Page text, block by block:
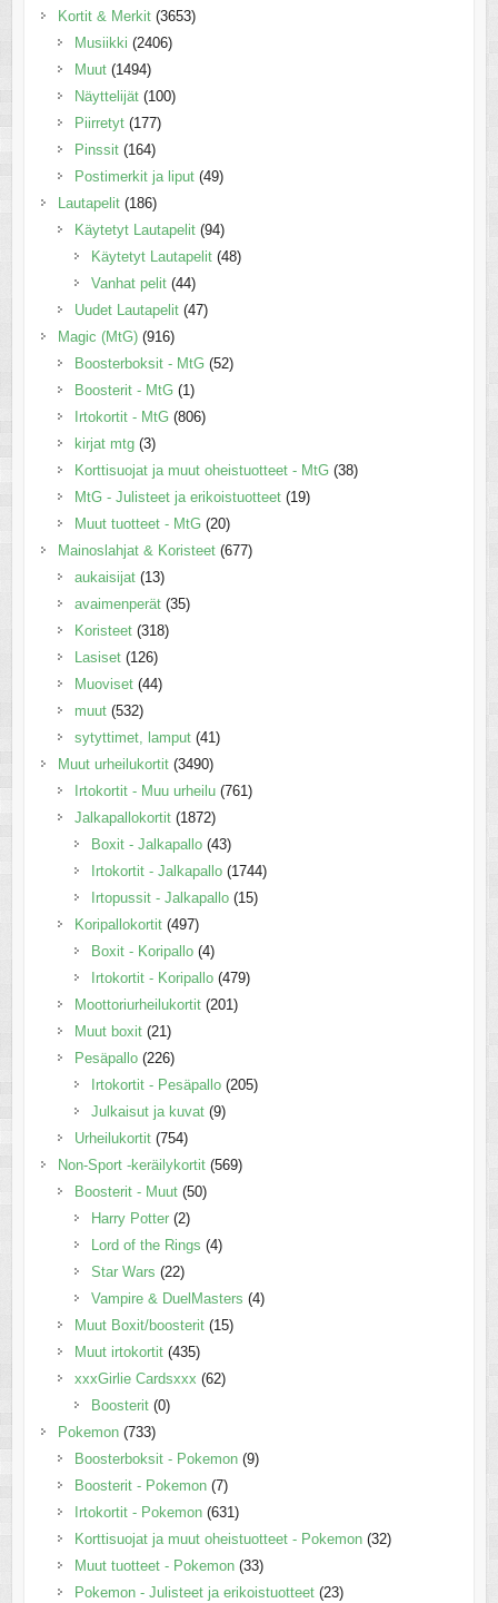
Kortit & Merkit (3653)
Musiikki (2406)
Muut (1494)
Näyttelijät (100)
Piirretyt (177)
Pinssit (164)
Postimerkit ja liput (49)
Lautapelit (186)
Käytetyt Lautapelit (94)
Käytetyt Lautapelit (48)
Vanhat pelit (44)
Uudet Lautapelit (47)
Magic (MtG) (916)
Boosterboksit - MtG (52)
Boosterit - MtG (1)
Irtokortit - MtG (806)
kirjat mtg (3)
Korttisuojat ja muut oheistuotteet - MtG (38)
MtG - Julisteet ja erikoistuotteet (19)
Muut tuotteet - MtG (20)
Mainoslahjat & Koristeet (677)
aukaisijat (13)
avaimenperät (35)
Koristeet (318)
Lasiset (126)
Muoviset (44)
muut (532)
sytyttimet, lamput (41)
Muut urheilukortit (3490)
Irtokortit - Muu urheilu (761)
Jalkapallokortit (1872)
Boxit - Jalkapallo (43)
Irtokortit - Jalkapallo (1744)
Irtopussit - Jalkapallo (15)
Koripallokortit (497)
Boxit - Koripallo (4)
Irtokortit - Koripallo (479)
Moottoriurheilukortit (201)
Muut boxit (21)
Pesäpallo (226)
Irtokortit - Pesäpallo (205)
Julkaisut ja kuvat (9)
Urheilukortit (754)
Non-Sport -keräilykortit (569)
Boosterit - Muut (50)
Harry Potter (2)
Lord of the Rings (4)
Star Wars (22)
Vampire & DuelMasters (4)
Muut Boxit/boosterit (15)
Muut irtokortit (435)
xxxGirlie Cardsxxx (62)
Boosterit (0)
Pokemon (733)
Boosterboksit - Pokemon (9)
Boosterit - Pokemon (7)
Irtokortit - Pokemon (631)
Korttisuojat ja muut oheistuotteet - Pokemon (32)
Muut tuotteet - Pokemon (33)
Pokemon - Julisteet ja erikoistuotteet (23)